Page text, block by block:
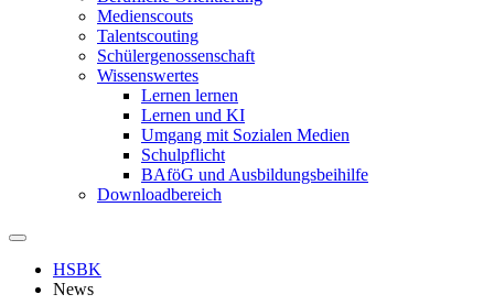
Medienscouts
Talentscouting
Schüler­genossen­schaft
Wissenswertes
Lernen lernen
Lernen und KI
Umgang mit Sozialen Medien
Schulpflicht
BAföG und Ausbildungsbeihilfe
Downloadbereich
HSBK
News